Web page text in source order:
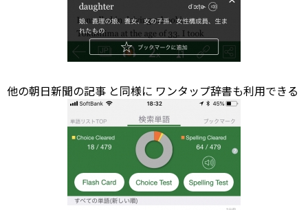
他の朝日新聞の記事 と同様に ワンタップ辞書も利用できる